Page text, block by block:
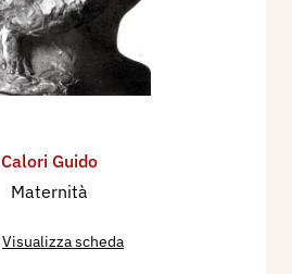
Calori Guido
Maternità
Visualizza scheda